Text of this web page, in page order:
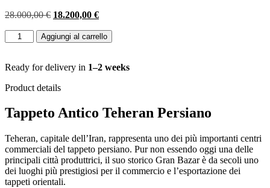
28.000,00€ Il
originale
18.200,00 €Il
attuale
TAPPETO
TEHRAN
ANTICO
FINE
CM
quantità
Aggiungi al carrello
Ready for delivery in 1–2 weeks
Product details
Tappeto Antico Teheran Persiano
Teheran, capitale dell’Iran, rappresenta uno dei più importanti centri
commerciali del tappeto persiano. Pur non essendo oggi una delle
principali città produttrici, il suo storico Gran Bazar è da secoli uno
dei luoghi più prestigiosi per il commercio e l’esportazione dei
tappeti orientali.